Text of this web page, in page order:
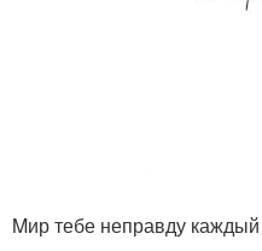
Mир тебе неправду каждый